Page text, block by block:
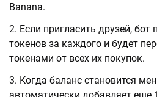
Banana.
Если пригласить друзей, бот
токенов за каждого и будет
токенами от всех их покупок.
Когда баланс становится
автоматически добавляет еще